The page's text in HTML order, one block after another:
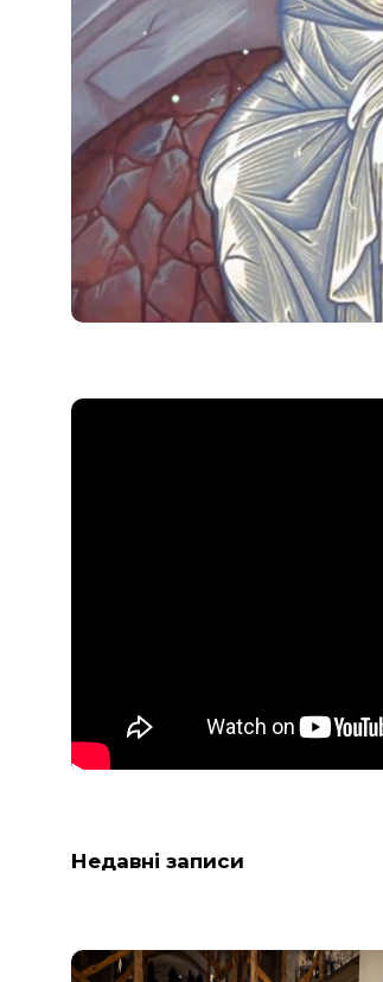
Недавні записи